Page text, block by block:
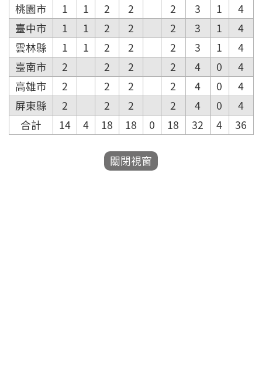
桃園市
1 1 2 2 2 3 1
4
臺中市
1 1 2 2 2 3 1
4
雲林縣
1 1 2 2 2 3 1
4
臺南市
2 2 2 2 4 0
4
高雄市
2 2 2 2 4 0
4
屏東縣
2 2 2 2 4 0
4
合計
14 4 18 18 0 18 32 4 36